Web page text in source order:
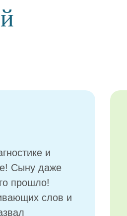
и
Сыну даже
прошло!
слов и